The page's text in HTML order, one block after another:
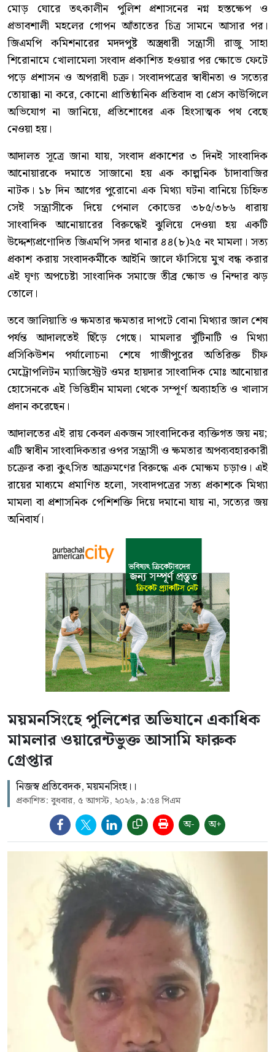
মোড় ঘোরে তৎকালীন পুলিশ প্রশাসনের নগ্ন হস্তক্ষেপ ও
প্রভাবশালী মহলের গোপন আঁতাতের চিত্র সামনে আসার পর।
জিএমপি কমিশনারের মদদপুষ্ট অস্ত্রধারী সন্ত্রাসী রাজু সাহা
শিরোনামে খোলামেলা সংবাদ প্রকাশিত হওয়ার পর ক্ষোভে ফেটে
পড়ে প্রশাসন ও অপরাধী চক্র। সংবাদপত্রের স্বাধীনতা ও সত্যের
তোয়াক্কা না করে, কোনো প্রাতিষ্ঠানিক প্রতিবাদ বা প্রেস কাউন্সিলে
অভিযোগ না জানিয়ে, প্রতিশোধের এক হিংসাত্মক পথ বেছে
নেওয়া হয়।
আদালত সূত্রে জানা যায়, সংবাদ প্রকাশের ৩ দিনই সাংবাদিক
আনোয়ারকে দমাতে সাজানো হয় এক কাল্পনিক চাঁদাবাজির
নাটক। ১৮ দিন আগের পুরোনো এক মিথ্যা ঘটনা বানিয়ে চিহ্নিত
সেই সন্ত্রাসীকে দিয়ে পেনাল কোডের ৩৮৫/৩৮৬ ধারায়
সাংবাদিক আনোয়ারের বিরুদ্ধেই ঝুলিয়ে দেওয়া হয় একটি
উদ্দেশ্যপ্রণোদিত জিএমপি সদর থানার ৪৪(৮)২৫ নং মামলা। সত্য
প্রকাশ করায় সংবাদকর্মীকে আইনি জালে ফাঁসিয়ে মুখ বন্ধ করার
এই ঘৃণ্য অপচেষ্টা সাংবাদিক সমাজে তীব্র ক্ষোভ ও নিন্দার ঝড়
তোলে।
তবে জালিয়াতি ও ক্ষমতার ক্ষমতার দাপটে বোনা মিথ্যার জাল শেষ
পর্যন্ত আদালতেই ছিঁড়ে গেছে। মামলার খুঁটিনাটি ও মিথ্যা
প্রসিকিউশন পর্যালোচনা শেষে গাজীপুরের অতিরিক্ত চীফ
মেট্রোপলিটন ম্যাজিস্ট্রেট ওমর হায়দার সাংবাদিক মোঃ আনোয়ার
হোসেনকে এই ভিত্তিহীন মামলা থেকে সম্পূর্ণ অব্যাহতি ও খালাস
প্রদান করেছেন।
আদালতের এই রায় কেবল একজন সাংবাদিকের ব্যক্তিগত জয় নয়;
এটি স্বাধীন সাংবাদিকতার ওপর সন্ত্রাসী ও ক্ষমতার অপব্যবহারকারী
চক্রের করা কুৎসিত আক্রমণের বিরুদ্ধে এক মোক্ষম চড়াও। এই
রায়ের মাধ্যমে প্রমাণিত হলো, সংবাদপত্রের সত্য প্রকাশকে মিথ্যা
মামলা বা প্রশাসনিক পেশিশক্তি দিয়ে দমানো যায় না, সত্যের জয়
অনিবার্য।
ময়মনসিংহে পুলিশের অভিযানে একাধিক
মামলার ওয়ারেন্টভুক্ত আসামি ফারুক
গ্রেপ্তার
নিজস্ব প্রতিবেদক, ময়মনসিংহ।।
প্রকাশিত: বুধবার, ৫ আগস্ট, ২০২৬, ৯:৫৪ পিএম
অ- অ+